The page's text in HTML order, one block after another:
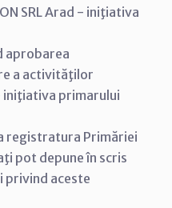
SRL Arad - iniţiativa
aprobarea
a activităţilor
iniţiativa primarului
registratura Primăriei
pot depune în scris
privind aceste